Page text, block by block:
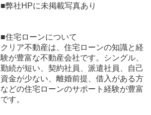
■弊社HPに未掲載写真あり
■住宅ローンについて
クリア不動産は、住宅ローンの知識と経
験が豊富な不動産会社です。シングル、
勤続が短い、契約社員、派遣社員、自己
資金が少ない、離婚前提、借入がある方
などの住宅ローンのサポート経験が豊富
です。